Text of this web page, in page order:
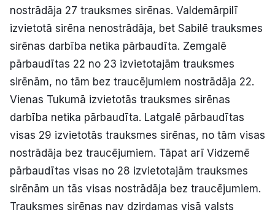
E-avīze Abonē
nostrādāja 27 trauksmes sirēnas. Valdemārpilī
izvietotā sirēna nenostrādāja, bet Sabilē trauksmes
sirēnas darbība netika pārbaudīta. Zemgalē
pārbaudītas 22 no 23 izvietotajām trauksmes
sirēnām, no tām bez traucējumiem nostrādāja 22.
Vienas Tukumā izvietotās trauksmes sirēnas
darbība netika pārbaudīta. Latgalē pārbaudītas
visas 29 izvietotās trauksmes sirēnas, no tām visas
nostrādāja bez traucējumiem. Tāpat arī Vidzemē
pārbaudītas visas no 28 izvietotajām trauksmes
sirēnām un tās visas nostrādāja bez traucējumiem.
Trauksmes sirēnas nav dzirdamas visā valsts